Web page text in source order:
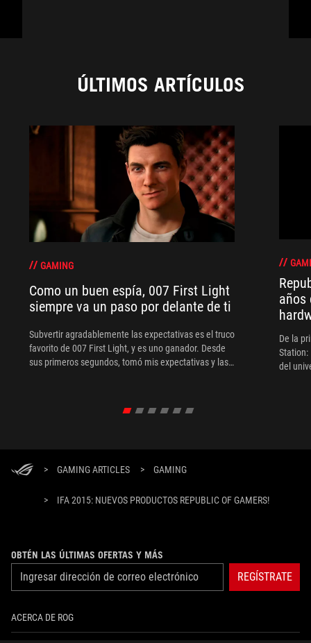
ÚLTIMOS ARTÍCULOS
GAMING
Como un buen espía, 007 First Light
siempre va un paso por delante de ti
Subvertir agradablemente las expectativas es el truco
favorito de 007 First Light, y es uno ganador. Desde
sus primeros segundos, tomó mis expectativas y las
años
De la
Station:
del
> GAMING ARTICLES > GAMING
> IFA 2015: NUEVOS PRODUCTOS REPUBLIC OF GAMERS!
OBTÉN LAS ÚLTIMAS OFERTAS Y MÁS
REGÍSTRATE
ACERCA DE ROG